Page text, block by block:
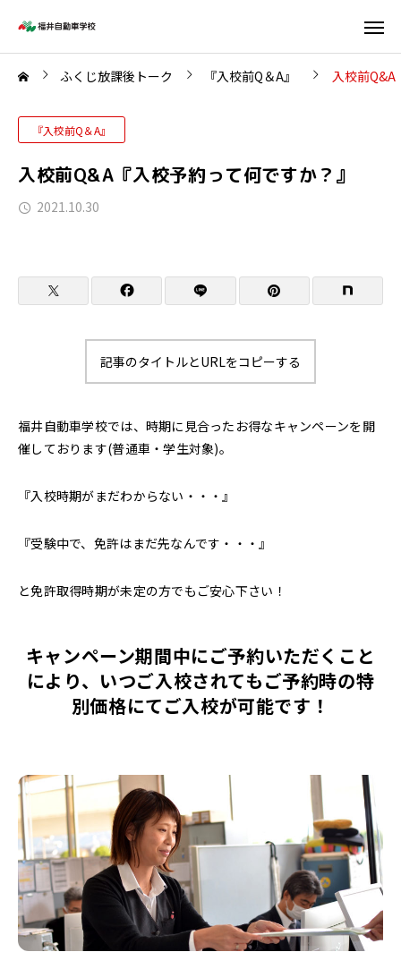
ふくじ放課後トーク 『入校前Q＆A』 入校前Q&A
『入校前Q＆A』
入校前Q&A『入校予約って何ですか？』
2021.10.30
記事のタイトルとURLをコピーする
福井自動車学校では、時期に見合ったお得なキャンペーンを開
催しております(普通車・学生対象)。
『入校時期がまだわからない・・・』
『受験中で、免許はまだ先なんです・・・』
と免許取得時期が未定の方でもご安心下さい！
キャンペーン期間中にご予約いただくこと
により、いつご入校されてもご予約時の特
別価格にてご入校が可能です！